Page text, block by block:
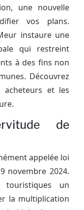
une nouvelle
vos plans.
instaure une
qui restreint
à des fins non
Découvrez
et les
de
appelée loi
novembre 2024.
touristiques un
la multiplication